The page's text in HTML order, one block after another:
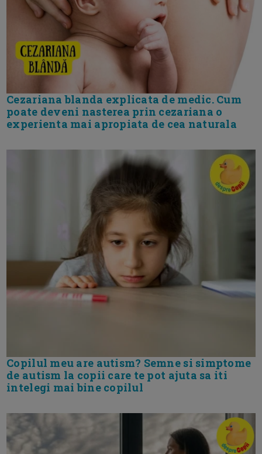
Cezariana blanda explicata de medic. Cum
poate deveni nasterea prin cezariana o
experienta mai apropiata de cea naturala
Copilul meu are autism? Semne si simptome
de autism la copii care te pot ajuta sa iti
intelegi mai bine copilul